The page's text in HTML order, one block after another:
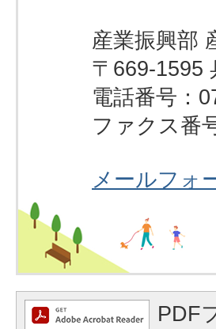
産業振興部
〒669-1595
電話番号：
ファクス番
メールフォ
PDF